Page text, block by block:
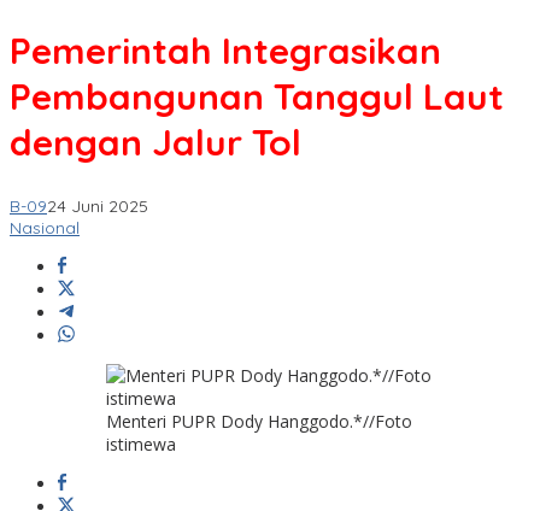
Pemerintah Integrasikan
Pembangunan Tanggul Laut
dengan Jalur Tol
B-0924 Juni 2025
Nasional
Menteri PUPR Dody Hanggodo.*//Foto
istimewa